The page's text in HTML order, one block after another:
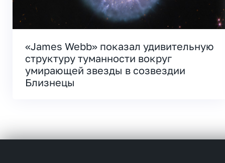
«James Webb» показал удивительную
структуру туманности вокруг
умирающей звезды в созвездии
Близнецы